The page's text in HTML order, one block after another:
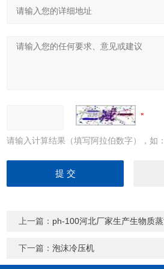
请输入计算结果（填写阿拉伯数字），如
上一篇： ph-100河北厂家生产生物质
下一篇：泡沫冷压机